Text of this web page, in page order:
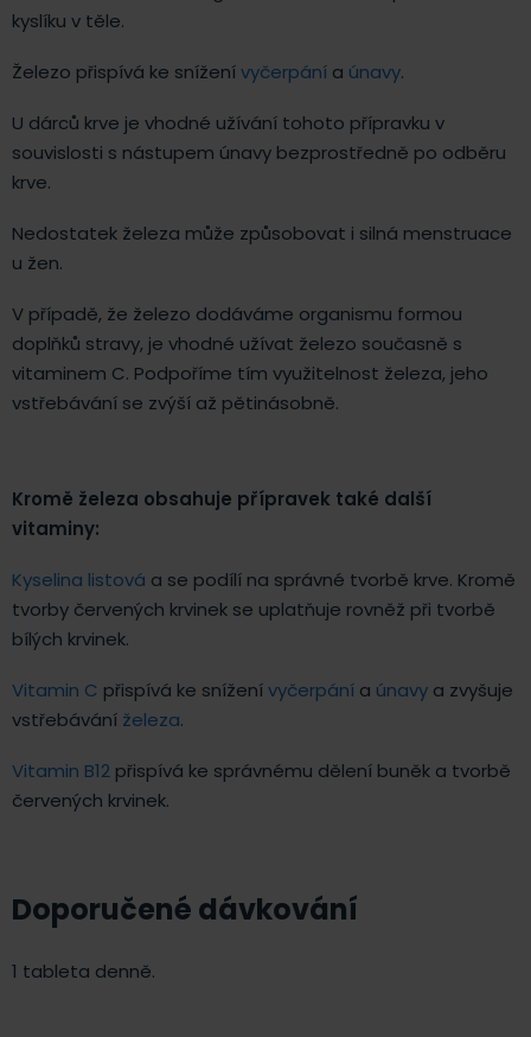
kyslíku v těle.
Železo přispívá ke sníženívyčerpání a únavy.
U dárců krve je vhodné užívání tohoto přípravku v
souvislosti s nástupem únavy bezprostředně po odběru
krve.
Nedostatek železa může způsobovat i silná menstruace
u žen.
V případě, že železo dodáváme organismu formou
doplňků stravy, je vhodné užívat železo současně s
vitaminem C. Podpoříme tím využitelnost železa, jeho
vstřebávání se zvýší až pětinásobně.
Kromě železa obsahuje přípravek také další
vitaminy:
Kyselina listová a se podílí na správné tvorbě krve. Kromě
tvorby červených krvinek se uplatňuje rovněž při tvorbě
bílých krvinek.
Vitamin C přispívá ke sníženívyčerpání a únavy a zvyšuje
vstřebávání železa.
Vitamin B12 přispívá ke správnému dělení buněk a tvorbě
červených krvinek.
Doporučené dávkování
1 tableta denně.